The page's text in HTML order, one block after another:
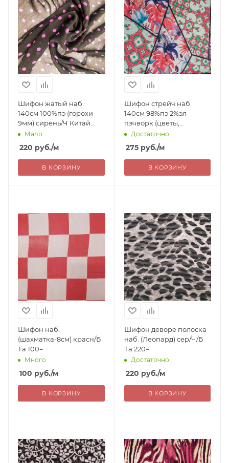
Шифон жатый наб.
140см 100%пэ (горохи
9мм) сирень/Ч Китай
220=Мало
220 руб./м
В КОРЗИНУ
Шифон стрейч наб.
140см 98%пэ 2%эл
пэчворк (цветы,
калейдоскоп) красный
Китай 275=
Достаточно
275руб./м
В КОРЗИНУ
Шифон наб.
(шахматка-8см) красн/Б
Та 100=
Много
100 руб./м
В КОРЗИНУ
Шифон деворе полоска
наб. (Леопард) сер/Ч/Б
Та 220=
Достаточно
220 руб./м
В КОРЗИНУ